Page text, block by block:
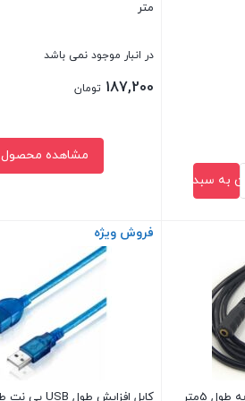
به سبد خرید
متر
در انبار موجود نمی باشد
187,200 تومان
مشاهده محصول
بستن
5متر
فروش ویژه